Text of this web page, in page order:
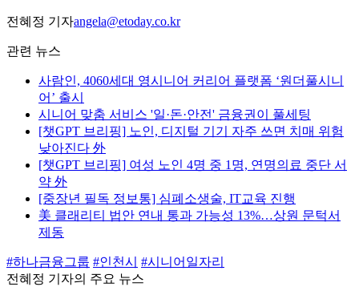
전혜정 기자angela@etoday.co.kr
관련 뉴스
사람인, 4060세대 영시니어 커리어 플랫폼 ‘원더풀시니
어’ 출시
시니어 맞춤 서비스 '일·돈·안전' 금융권이 풀세팅
[챗GPT 브리핑] 노인, 디지털 기기 자주 쓰면 치매 위험
낮아진다 外
[챗GPT 브리핑] 여성 노인 4명 중 1명, 연명의료 중단 서
약 外
[중장년 필독 정보통] 심폐소생술, IT교육 진행
美 클래리티 법안 연내 통과 가능성 13%…상원 문턱서
제동
#하나금융그룹 #인천시 #시니어일자리
전혜정 기자의 주요 뉴스